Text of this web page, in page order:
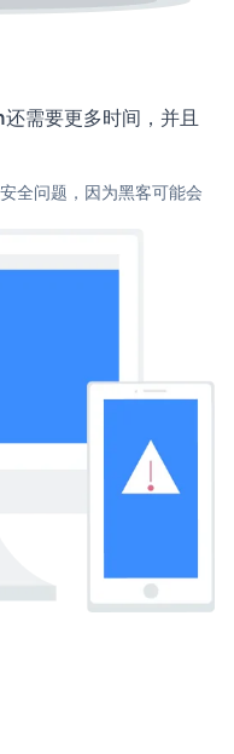
需要更多时间，并且
全问题，因为黑客可能会